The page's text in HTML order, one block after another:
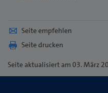
Seite empfehlen
Seite drucken
Seiteaktualisiert am 03. März